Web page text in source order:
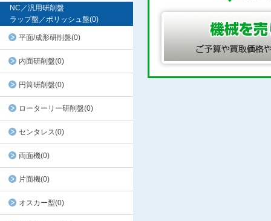
NC／汎用研削盤
ラップ盤／ポリッシュ盤(0)
平面/成形研削盤(0)
内面研削盤(0)
円筒研削盤(0)
ローターリー研削盤(0)
センタレス(0)
両面機(0)
片面機(0)
オスカー型(0)